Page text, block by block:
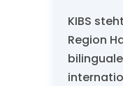
KIBS
Region